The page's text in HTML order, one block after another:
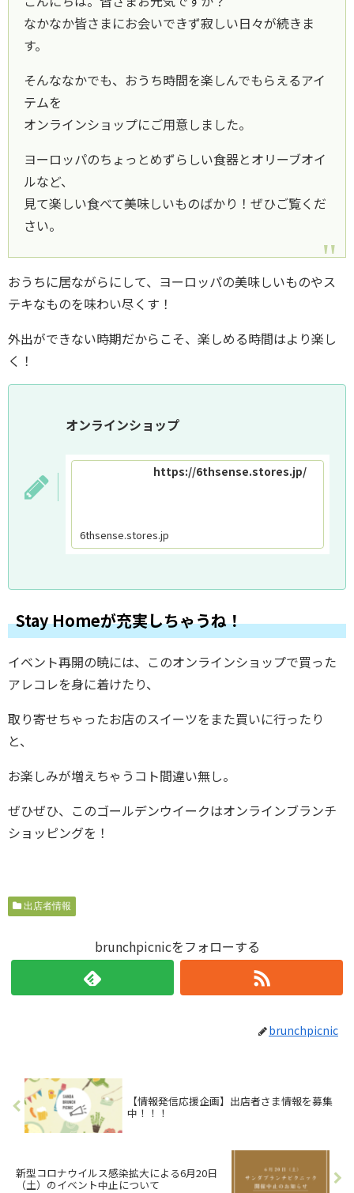
なかなか皆さまにお会いできず寂しい日々が続きま
す。
そんななかでも、おうち時間を楽しんでもらえるアイ
テムを
オンラインショップにご用意しました。
ヨーロッパのちょっとめずらしい食器とオリーブオイ
ルなど、
見て楽しい食べて美味しいものばかり！ぜひご覧くだ
さい。
おうちに居ながらにして、ヨーロッパの美味しいものやス
テキなものを味わい尽くす！
外出ができない時期だからこそ、楽しめる時間はより楽し
く！
オンラインショップ
https://6thsense.stores.jp/
6thsense.stores.jp
Stay Homeが充実しちゃうね！
イベント再開の暁には、このオンラインショップで買った
アレコレを身に着けたり、
取り寄せちゃったお店のスイーツをまた買いに行ったり
と、
お楽しみが増えちゃうコト間違い無し。
ぜひぜひ、このゴールデンウイークはオンラインブランチ
ショッピングを！
出店者情報
brunchpicnicをフォローする
brunchpicnic
【情報発信応援企画】出店者さま情報を募集
中！！！
新型コロナウイルス感染拡大による6月20日
（土）のイベント中止について